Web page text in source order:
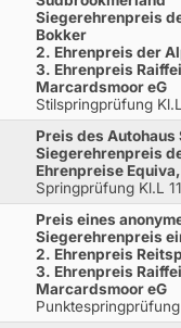
Siegerehrenpreis
Bokker
2. Ehrenpreis der
3. Ehrenpreis
Marcardsmoor eG
Stilspringprüfung
Preis des
Siegerehrenpreis
Ehrenpreise
Springprüfung Kl.L
Preis eines
Siegerehrenpreis
2. Ehrenpreis
3. Ehrenpreis
Marcardsmoor eG